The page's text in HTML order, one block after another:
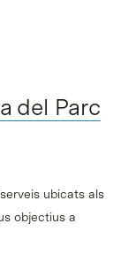
del Parc
ubicats als
objectius a